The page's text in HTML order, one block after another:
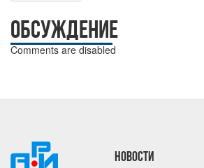
ОБСУЖДЕНИЕ
Comments are disabled
НОВОСТИ